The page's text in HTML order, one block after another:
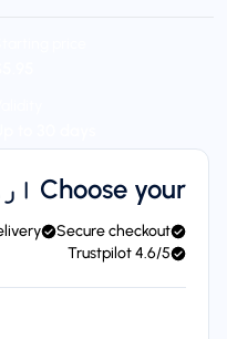
Choose your اردن eSIM
Secure checkout
4.6/5 Trustpilot